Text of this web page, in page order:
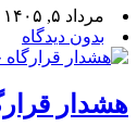
مرداد ۵, ۱۴۰۵
بدون دیدگاه
هشدار